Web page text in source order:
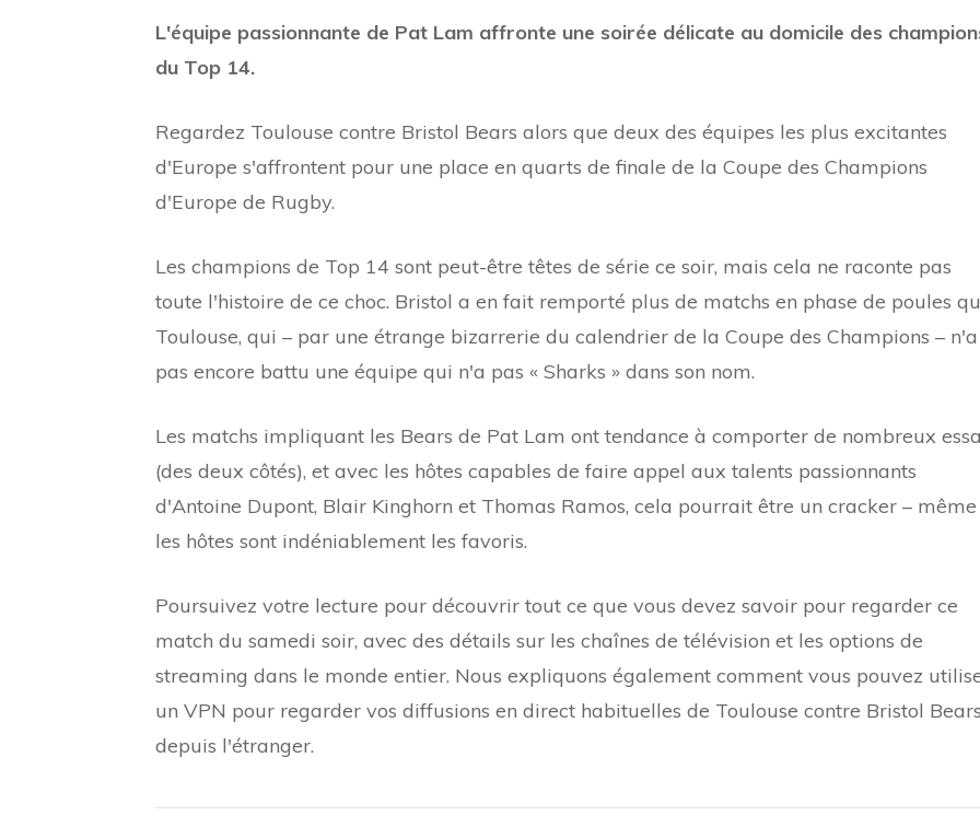
L'équipe passionnante de Pat Lam affronte une soirée délicate au domicile des
du Top 14.
Regardez Toulouse contre Bristol Bears alors que deux des équipes les plus excitantes
d'Europe s'affrontent pour une place en quarts de finale de la Coupe des Champions
d'Europe de Rugby.
Les champions de Top 14 sont peut-être têtes de série ce soir, mais cela ne raconte pas
toute l'histoire de ce choc. Bristol a en fait remporté plus de matchs en phase de poules
Toulouse, qui – par une étrange bizarrerie du calendrier de la Coupe des Champions – n'a
pas encore battu une équipe qui n'a pas « Sharks » dans son nom.
Les matchs impliquant les Bears de Pat Lam ont tendance à comporter de nombreux
(des deux côtés), et avec les hôtes capables de faire appel aux talents passionnants
d'Antoine Dupont, Blair Kinghorn et Thomas Ramos, cela pourrait être un cracker – même
les hôtes sont indéniablement les favoris.
Poursuivez votre lecture pour découvrir tout ce que vous devez savoir pour regarder ce
match du samedi soir, avec des détails sur les chaînes de télévision et les options de
streaming dans le monde entier. Nous expliquons également comment vous pouvez
un VPN pour regarder vos diffusions en direct habituelles de Toulouse contre Bristol Bears
depuis l'étranger.